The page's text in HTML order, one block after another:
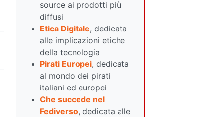
source ai prodotti più
diffusi
Etica Digitale, dedicata
alle implicazioni etiche
della tecnologia
Pirati Europei, dedicata
al mondo dei pirati
italiani ed europei
Che succede nel
Fediverso, dedicata alle